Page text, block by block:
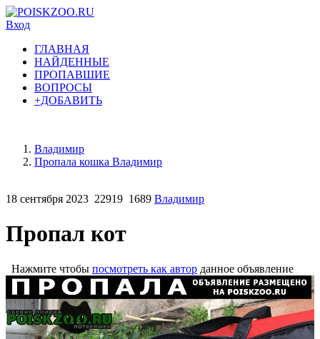
Вход
ГЛАВНАЯ
НАЙДЕННЫЕ
ПРОПАВШИЕ
ВОПРОСЫ
+ДОБАВИТЬ
Владимир
Пропала кошка Владимир
18 сентября 2023 22919 1689 Владимир
Пропал кот
Нажмите чтобы посмотреть как автор данное объявление